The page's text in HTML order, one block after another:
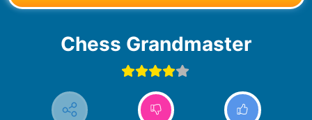
Chess Grandmaster